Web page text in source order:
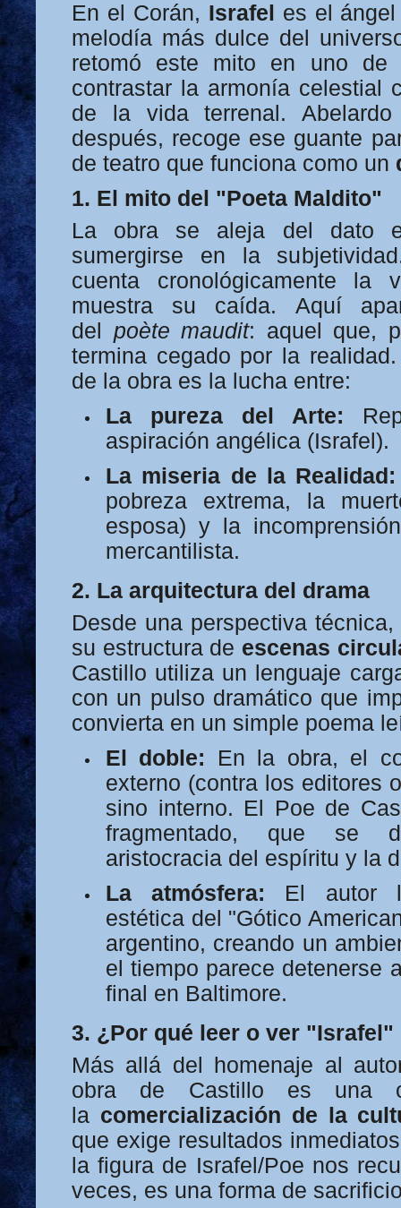
En el Corán, Israfel
es el
melodía más dulce del
retomó este mito en uno de
contrastar la armonía celestial
de la vida terrenal. Abelardo
después, recoge ese guante
de teatro que funciona como un
1. El mito del "Poeta Maldito"
La obra se aleja del dato
sumergirse en la
cuenta cronológicamente la
muestra su caída. Aquí
del poète maudit: aquel que,
termina cegado por la
de la obra es la lucha entre:
La pureza del Arte:
aspiración angélica (Israfel).
La miseria de la Realidad:
pobreza extrema, la
esposa) y la
mercantilista.
2. La arquitectura del drama
Desde una perspectiva técnica,
su estructura de escenas
Castillo utiliza un lenguaje
con un pulso dramático que
convierta en un simple poema
El doble: En la obra, el
externo (contra los editores
sino interno. El Poe de
fragmentado, que se
aristocracia del espíritu y la
La atmósfera: El autor
estética del "Gótico
argentino, creando un
el tiempo parece detenerse
final en Baltimore.
3. ¿Por qué leer o ver "Israfel"
Más allá del homenaje al
obra de Castillo es una
la comercialización de la
que exige resultados
la figura de Israfel/Poe nos
veces, es una forma de